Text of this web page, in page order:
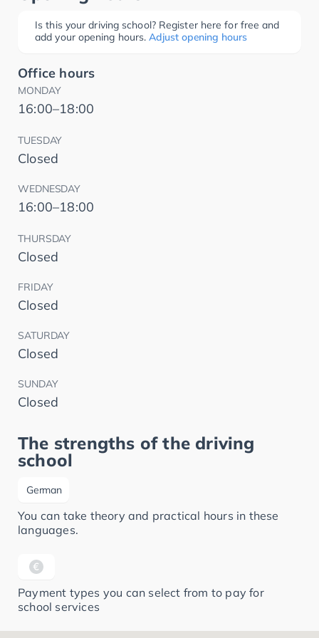
Is this your driving school? Register here for free and
add your opening hours. Adjust opening hours
Office hours
MONDAY
16:00–18:00
TUESDAY
Closed
WEDNESDAY
16:00–18:00
THURSDAY
Closed
FRIDAY
Closed
SATURDAY
Closed
SUNDAY
Closed
The strengths of the driving
school
German
You can take theory and practical hours in these
languages.
Payment types you can select from to pay for
school services